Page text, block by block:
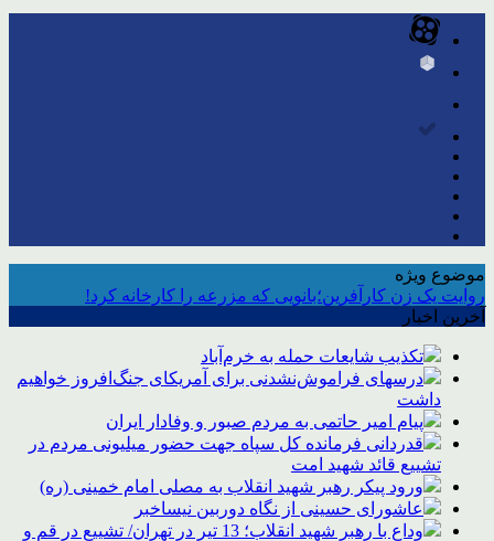
موضوع ویژه
روایت یک زن کارآفرین؛بانویی که مزرعه را کارخانه کرد!
آخرین اخبار
تکذیب شایعات حمله به خرم‌آباد
درسهای فراموش‌نشدنی برای آمریکای جنگ‌افروز خواهیم
داشت
پیام امیر حاتمی به مردم صبور و وفادار ایران
قدردانی فرمانده کل سپاه جهت حضور میلیونی مردم در
تشییع قائد شهید امت
ورود پیکر رهبر شهید انقلاب به مصلی امام خمینی (ره)
عاشورای حسینی از نگاه دوربین نیساخبر
وداع با رهبر شهید انقلاب؛ 13 تیر در تهران/ تشییع در قم و